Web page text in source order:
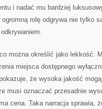
i nadać mu bardziej
rolę odgrywa nie tylko
można określić jako lekkość.
miejsca dostępnego
że wysoka jakość
musi oznaczać przesadnie
cena. Taka narracja sprawia,